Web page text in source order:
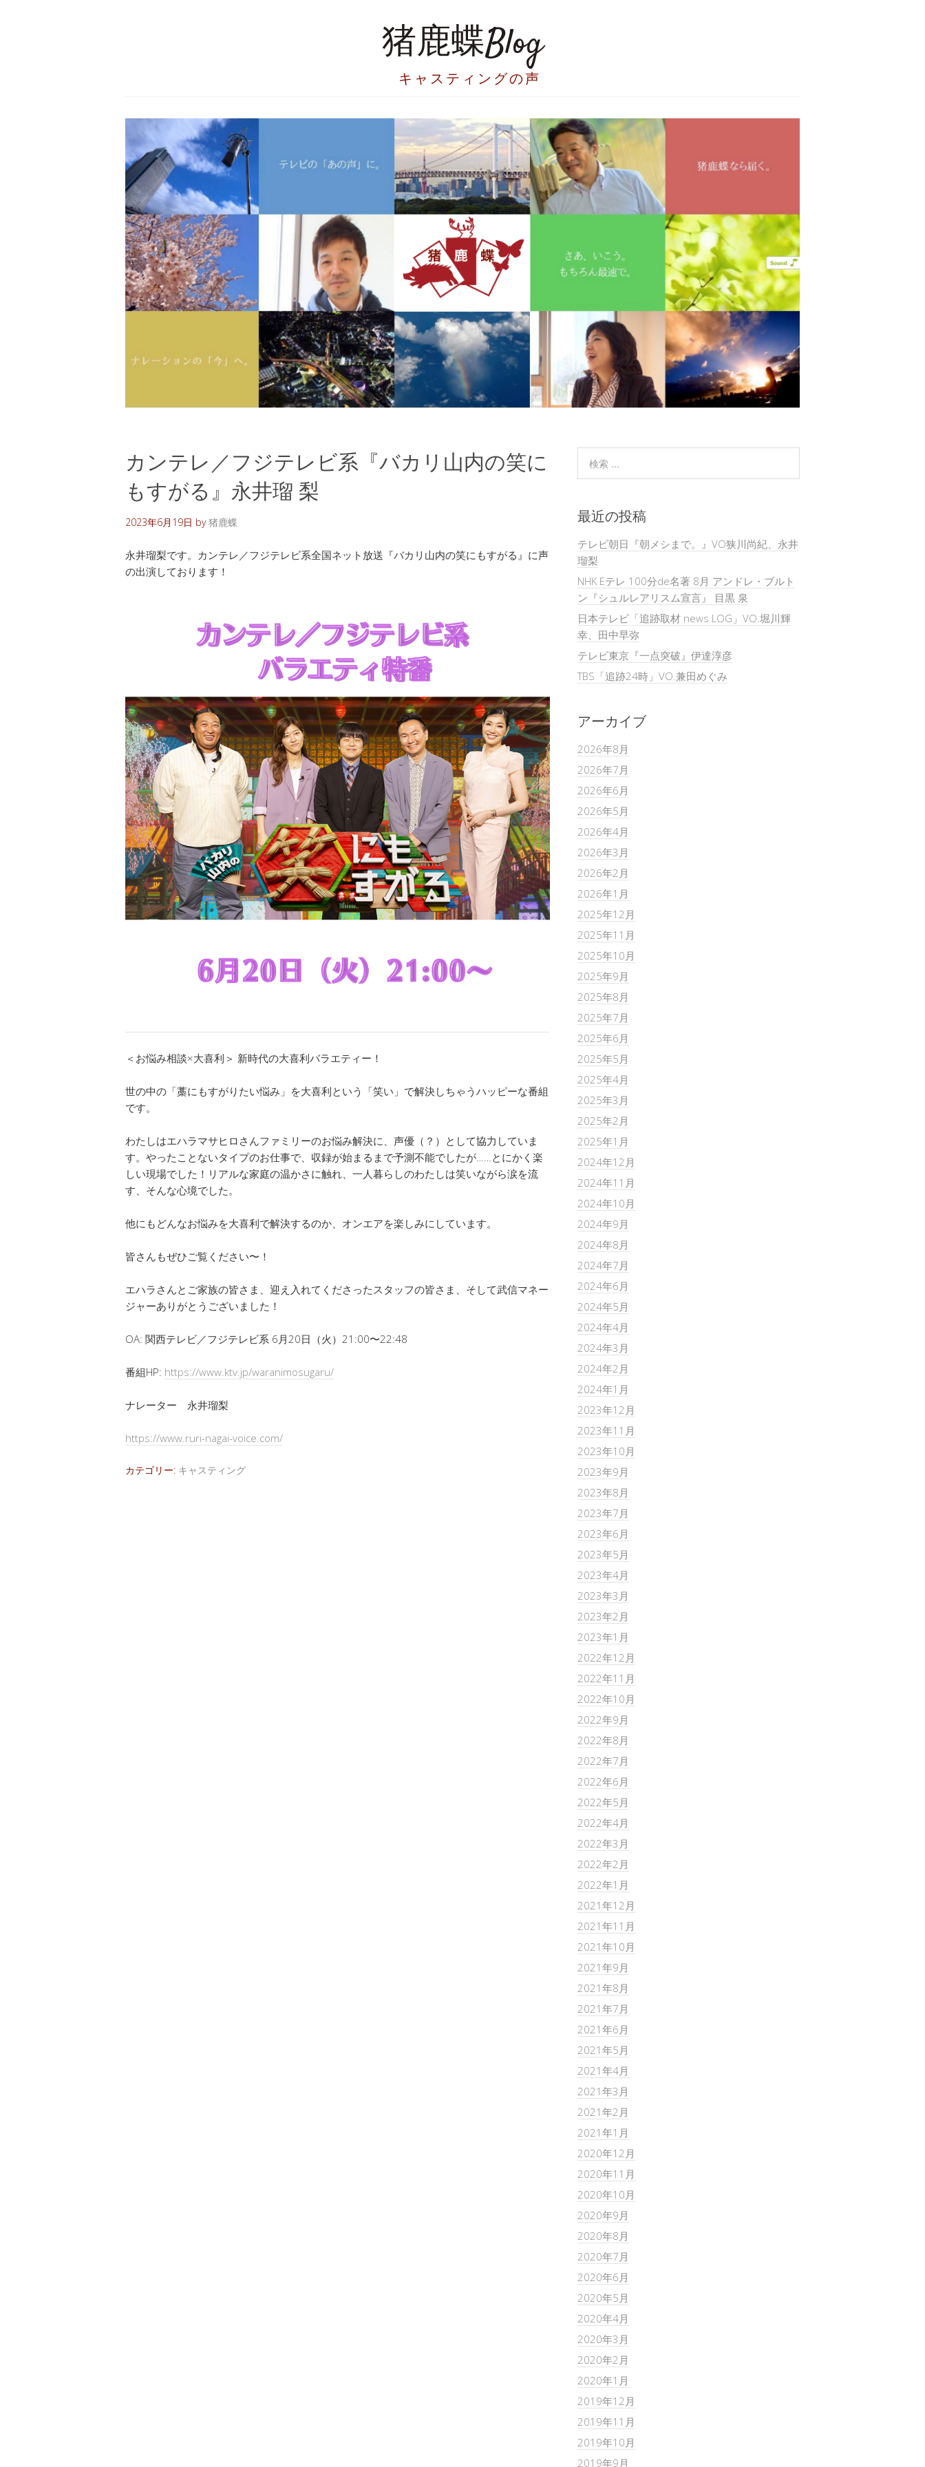
猪鹿蝶Blog
キャスティングの声
カンテレ／フジテレビ系『バカリ山内の笑に
もすがる』永井瑠 梨
2023年6月19日 by猪鹿蝶
永井瑠梨です。カンテレ／フジテレビ系全国ネット放送『バカリ山内の笑にもすがる』に声
の出演しております！
＜お悩み相談×大喜利＞ 新時代の大喜利バラエティー！
世の中の「藁にもすがりたい悩み」を大喜利という「笑い」で解決しちゃうハッピーな番組
です。
わたしはエハラマサヒロさんファミリーのお悩み解決に、声優（？）として協力していま
す。やったことないタイプのお仕事で、収録が始まるまで予測不能でしたが……とにかく楽
しい現場でした！リアルな家庭の温かさに触れ、一人暮らしのわたしは笑いながら涙を流
す、そんな心境でした。
他にもどんなお悩みを大喜利で解決するのか、オンエアを楽しみにしています。
皆さんもぜひご覧ください〜！
エハラさんとご家族の皆さま、迎え入れてくださったスタッフの皆さま、そして武信マネー
ジャーありがとうございました！
OA: 関西テレビ／フジテレビ系 6月20日（火）21:00〜22:48
番組HP: https://www.ktv.jp/waranimosugaru/
ナレーター 永井瑠梨
https://www.ruri-nagai-voice.com/
カテゴリー: キャスティング
最近の投稿
テレビ朝日『朝メシまで。』VO狭川尚紀、永井
瑠梨
NHK Eテレ 100分de名著 8月 アンドレ・ブルト
ン『シュルレアリスム宣言』 目黒 泉
日本テレビ「追跡取材 news LOG」VO.堀川輝
幸、田中早弥
テレビ東京『一点突破』伊達淳彦
TBS「追跡24時」VO.兼田めぐみ
アーカイブ
2026年8月
2026年7月
2026年6月
2026年5月
2026年4月
2026年3月
2026年2月
2026年1月
2025年12月
2025年11月
2025年10月
2025年9月
2025年8月
2025年7月
2025年6月
2025年5月
2025年4月
2025年3月
2025年2月
2025年1月
2024年12月
2024年11月
2024年10月
2024年9月
2024年8月
2024年7月
2024年6月
2024年5月
2024年4月
2024年3月
2024年2月
2024年1月
2023年12月
2023年11月
2023年10月
2023年9月
2023年8月
2023年7月
2023年6月
2023年5月
2023年4月
2023年3月
2023年2月
2023年1月
2022年12月
2022年11月
2022年10月
2022年9月
2022年8月
2022年7月
2022年6月
2022年5月
2022年4月
2022年3月
2022年2月
2022年1月
2021年12月
2021年11月
2021年10月
2021年9月
2021年8月
2021年7月
2021年6月
2021年5月
2021年4月
2021年3月
2021年2月
2021年1月
2020年12月
2020年11月
2020年10月
2020年9月
2020年8月
2020年7月
2020年6月
2020年5月
2020年4月
2020年3月
2020年2月
2020年1月
2019年12月
2019年11月
2019年10月
2019年9月